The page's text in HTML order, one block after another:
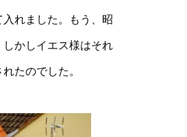
れました。もう、昭
かしイエス様はそれ
たのでした。